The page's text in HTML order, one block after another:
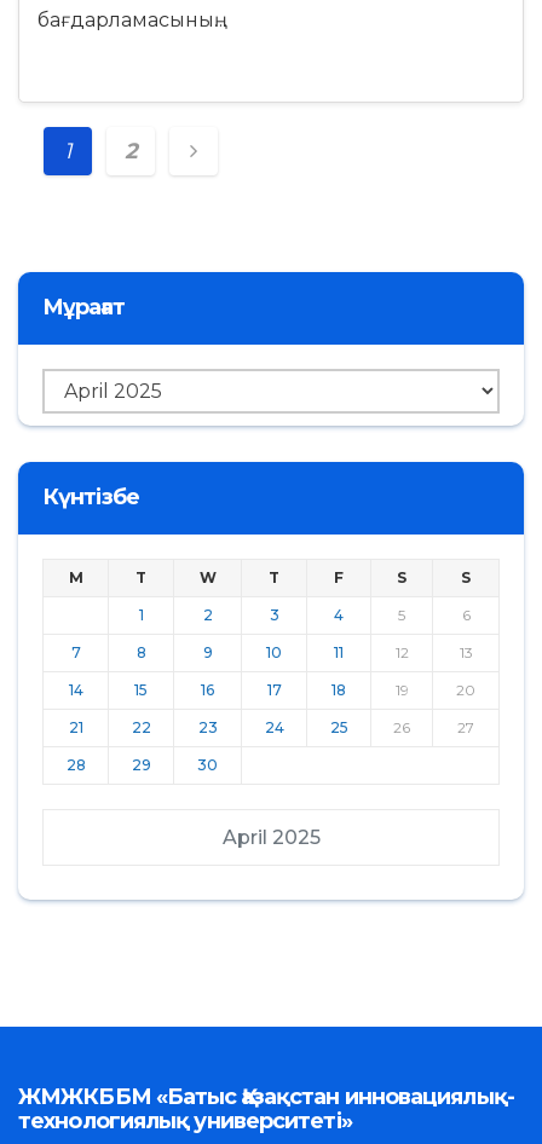
бағдарламасының…
Posts
1 2
Мұрағат
Мұрағат
Күнтізбе
April 2025
M T W T F S S
1 2 3 4 5 6
7 8 9 10 11 12 13
14 15 16 17 18 19 20
21 22 23 24 25 26 27
28 29 30
ЖМЖКББМ «Батыс Қазақстан инновациялық-
технологиялық университеті»